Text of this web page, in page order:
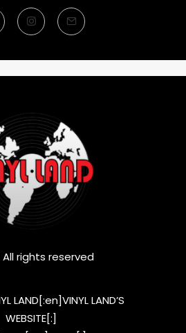
All rights reserved
LAND[:en]VINYL LAND’S
WEBSITE[:]